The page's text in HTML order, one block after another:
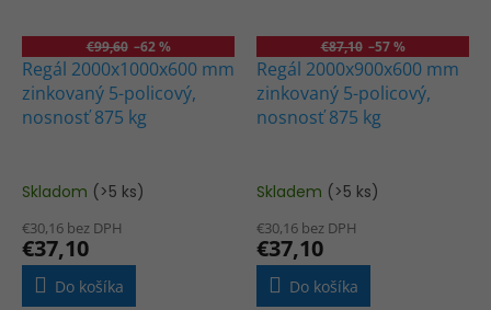
€99,60 –62 %
Regál 2000x1000x600 mm
zinkovaný 5-policový,
nosnosť 875 kg
Skladom (>5 ks)
€30,16 bez DPH
€37,10
Do košíka
€87,10 –57 %
Regál 2000x900x600 mm
zinkovaný 5-policový,
nosnosť 875 kg
Skladem (>5 ks)
€30,16 bez DPH
€37,10
Do košíka